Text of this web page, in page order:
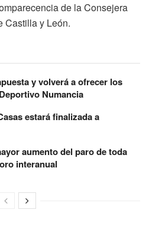
de la Consejera
Castilla y León.
y volverá a ofrecer los
Numancia
estará finalizada a
aumento del paro de toda
interanual